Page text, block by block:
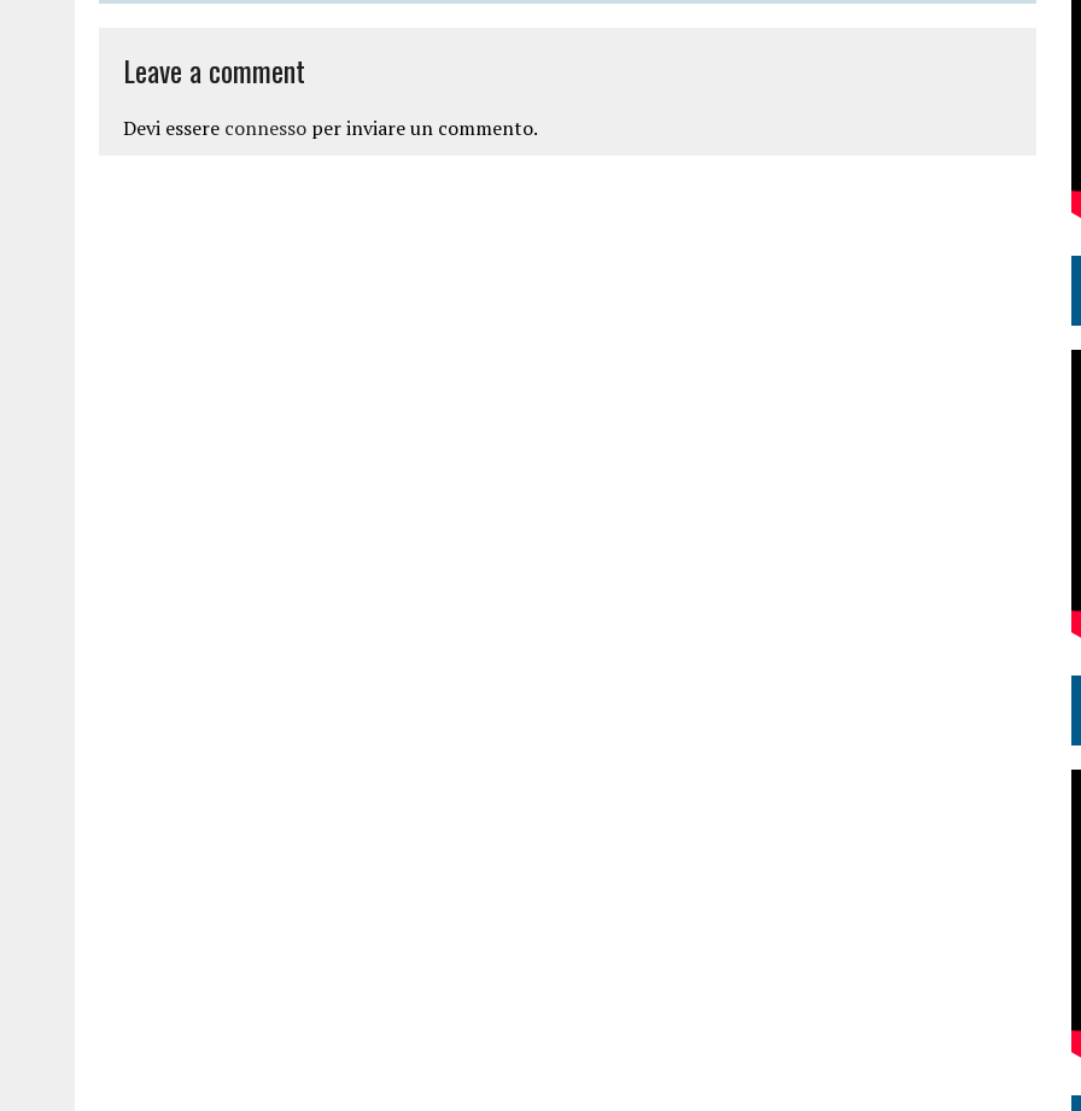
Leave a comment
Devi essere connesso per inviare un commento.